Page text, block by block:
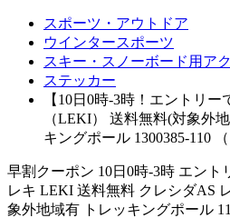
スポーツ・アウトドア
ウインタースポーツ
スキー・スノーボード用ア
ステッカー
【10日0時-3時！エントリ
（LEKI） 送料無料(対象外
キングポール 1300385-110
早割クーポン 10日0時-3時 エント
レキ LEKI 送料無料 クレシダAS
象外地域有 トレッキングポール